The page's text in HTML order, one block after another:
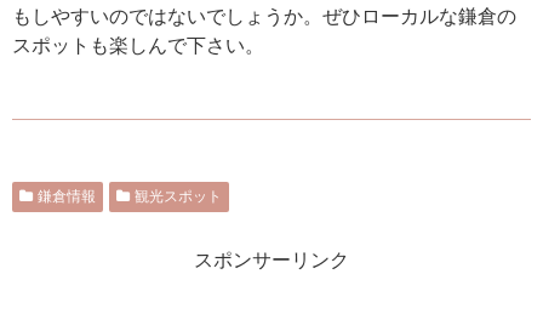
もしやすいのではないでしょうか。ぜひローカルな鎌倉の
スポットも楽しんで下さい。
鎌倉情報 観光スポット
スポンサーリンク